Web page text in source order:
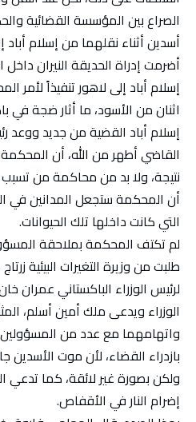
الصراع بين المؤسسة القضائية
أسدين أثناء نقلهما من إسلام أباد
أضرمت إدراة الحديقة النيران
إسلام أباد إلى لاهور تنفيذاً لأمر
اثنان من الأسود، ما أثار ضجة في
إسلام أباد القضية من جديد ووعد
القاضي أطهر من الله، أن المحكمة
نتيجة، ولا بد من محاكمة من
أن المحكمة ستجعل المدانين
التي كانت داخلها تلك الحيوانات.
لم تكتف المحكمة بملاحقة
طلبت من وزيرة التغيرات البيئية
لرئيس الوزراء الباكستاني عمران
الوزراء ويدعى ملك أمين أسلم،
واتهامهما مع عدد من
بازدراء القضاء، لأن موت الأسدين
ولكن بصورة غير لائقة، كما
إضرام النار في الأقفاص.